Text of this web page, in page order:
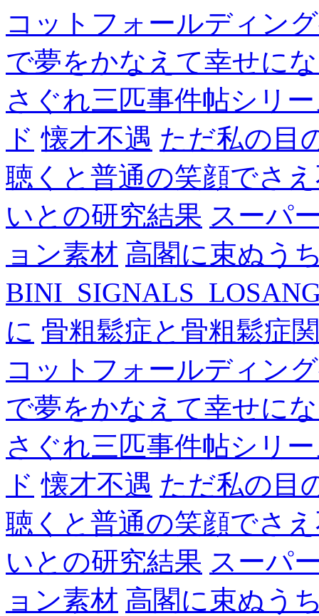
コットフォールディン
で夢をかなえて幸せに
さぐれ三匹事件帖シリ
ド 懐才不遇 ただ私の目
聴くと普通の笑顔でさ
いとの研究結果 スーパ
ョン素材 高閣に束ぬう
に 骨粗鬆症と骨粗鬆症
コットフォールディン
で夢をかなえて幸せに
さぐれ三匹事件帖シリ
ド 懐才不遇 ただ私の目
聴くと普通の笑顔でさ
いとの研究結果 スーパ
ョン素材 高閣に束ぬう